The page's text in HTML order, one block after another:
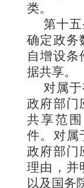
类。
第十
确定政务
自增设条
据共享。
对属
政府部门
共享范
件。对属
政府部门
理由，并
以及国务